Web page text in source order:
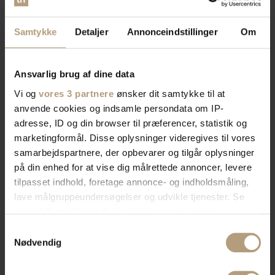
Samtykke Detaljer Annonceindstillinger Om
Ansvarlig brug af dine data
Vi og vores 3 partnere ønsker dit samtykke til at
anvende cookies og indsamle persondata om IP-
adresse, ID og din browser til præferencer, statistik og
marketingformål. Disse oplysninger videregives til vores
samarbejdspartnere, der opbevarer og tilgår oplysninger
på din enhed for at vise dig målrettede annoncer, levere
tilpasset indhold, foretage annonce- og indholdsmåling,
lave målgruppeundersøgelser og udvikle tjenester. Se
tilbage eller ændre indstillinger fra vores
"Cookiedeklaration", eller ved at trykke på "Privacy
Nødvendig